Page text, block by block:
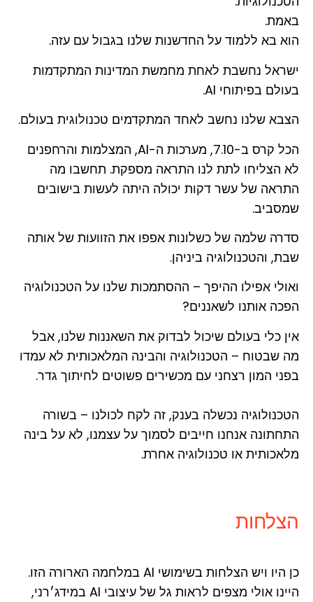
באמת.
הוא בא ללמוד על החדשנות שלנו בגבול עם עזה.
ישראל נחשבת לאחת מחמשת המדינות המתקדמות
בעולם בפיתוחי AI.
הצבא שלנו נחשב לאחד המתקדמים טכנולוגית בעולם.
הכל קרס ב-7.10, מערכות ה-AI, המצלמות והרחפנים
לא הצליחו לתת לנו התראה מספקת. תחשבו מה
התראה של עשר דקות יכולה היתה לעשות בישובים
שמסביב.
סדרה שלמה של כשלונות אפפו את הזוועות של אותה
שבת, והטכנולוגיה ביניהן.
ואולי אפילו ההיפך – ההסתמכות שלנו על הטכנולוגיה
הפכה אותנו לשאננים?
אין כלי בעולם שיכול לבדוק את השאננות שלנו, אבל
מה שבטוח – הטכנולוגיה והבינה המלאכותית לא עמדו
בפני המון רצחני עם מכשירים פשוטים לחיתוך גדר.
הטכנולוגיה נכשלה בענק, זה לקח לכולנו – בשורה
התחתונה אנחנו חייבים לסמוך על עצמנו, לא על בינה
מלאכותית או טכנולוגיה אחרת.
הצלחות
כן היו ויש הצלחות בשימושי AI במלחמה הארורה הזו.
היינו אולי מצפים לראות גל של עיצובי AI במידג׳רני,